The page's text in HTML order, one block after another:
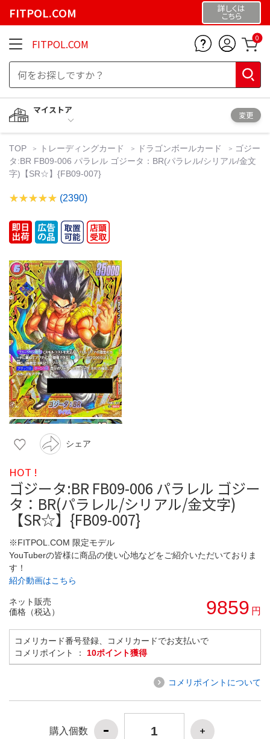
FITPOL.COM 詳しくは
こちら
FITPOL.COM 0
マイストア
変更
TOP トレーディングカード ドラゴンボールカード
ゴジー
タ:BR FB09-006 パラレル ゴジータ：BR(パラレル/シリアル/金文
字)【SR☆】{FB09-007}
(2390)
シェア
HOT !
ゴジータ:BR FB09-006 パラレル ゴジー
タ：BR(パラレル/シリアル/金文字)
【SR☆】{FB09-007}
※FITPOL.COM 限定モデル
YouTuberの皆様に商品の使い心地などをご紹介いただいておりま
す！
紹介動画はこちら
ネット販売
価格（税込）
9859 円
コメリカード番号登録、コメリカードでお支払いで
コメリポイント ： 10ポイント獲得
コメリポイントについて
購入個数